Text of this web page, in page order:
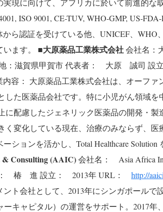
現に向けて、アフリカに於いて前進的な
ISO 9001, CE-TUV, WHO-GMP, US-
ら認証を受けている他、UNICEF、WHO
ます。
■大原薬品工業株式会社会社名：
：滋賀県甲賀市代表者： 大原 誠司 設
容： 大原薬品工業株式会社は、オーフ
した医薬品会社です。特に小児がん領域
に配慮したジェネリック医薬品の開発・
く変化している現在、治療のみならず、
ションを活かし、Total Healthcare Solution
& Consulting (AAIC)会社名： Asia Africa
： 椿 進 設立： 2013年URL： http://
ト会社として、2013年にシンガポールで
キャピタル）の運営をサポート。2017年